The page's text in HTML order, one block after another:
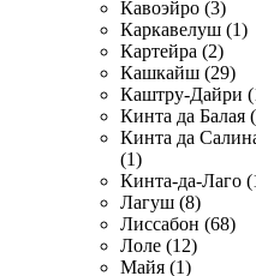
Кавоэйро (3)
Каркавелуш (1)
Картейра (2)
Кашкайш (29)
Каштру-Дайри
Кинта да Балая
Кинта да
(1)
Кинта-да-Лаго
Лагуш (8)
Лиссабон (68)
Лоле (12)
Майя (1)